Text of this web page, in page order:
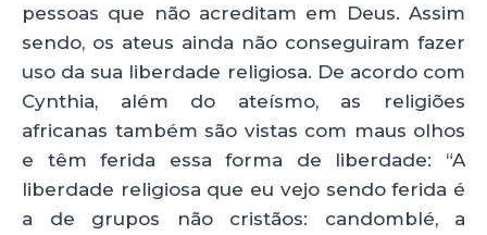
pessoas que não acreditam em Deus. Assim
sendo, os ateus ainda não conseguiram fazer
uso da sua liberdade religiosa. De acordo com
Cynthia, além do ateísmo, as religiões
africanas também são vistas com maus olhos
e têm ferida essa forma de liberdade: “A
liberdade religiosa que eu vejo sendo ferida é
a de grupos não cristãos: candomblé, a